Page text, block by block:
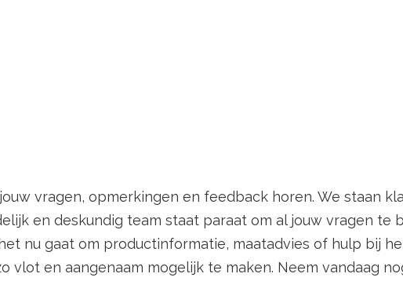
vragen, opmerkingen en feedback horen. We staan
en deskundig team staat paraat om al jouw vragen
nu gaat om productinformatie, maatadvies of hulp bij
vlot en aangenaam mogelijk te maken. Neem vandaag